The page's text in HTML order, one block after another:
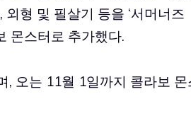
형 및 필살기 등을 ‘서머너즈
몬스터로 추가했다.
, 오는 11월 1일까지 콜라보 몬